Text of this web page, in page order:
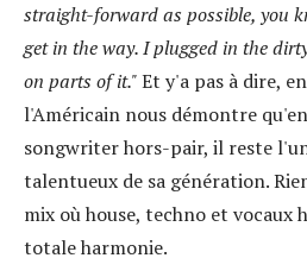
straight-forward as possible, you
get in the way. I plugged in the
on parts of it."Et y'a pas à dire,
l'Américain nous démontre
songwriter hors-pair, il reste
talentueux de sa génération.
mix où house, techno et vocaux
totale harmonie.